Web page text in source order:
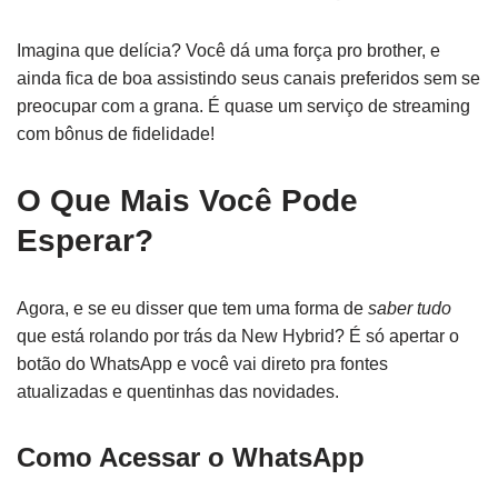
Imagina que delícia? Você dá uma força pro brother, e
ainda fica de boa assistindo seus canais preferidos sem se
preocupar com a grana. É quase um serviço de streaming
com bônus de fidelidade!
O Que Mais Você Pode
Esperar?
Agora, e se eu disser que tem uma forma de saber tudo
que está rolando por trás da New Hybrid? É só apertar o
botão do WhatsApp e você vai direto pra fontes
atualizadas e quentinhas das novidades.
Como Acessar o WhatsApp